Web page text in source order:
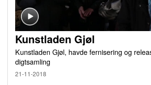
Kunstladen Gjøl
Kunstladen Gjøl, havde fernisering og
digtsamling
21-11-2018